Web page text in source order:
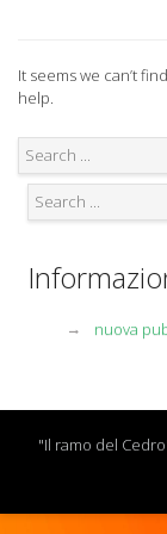
It seems we can’t
help.
nuova
"Il ramo del